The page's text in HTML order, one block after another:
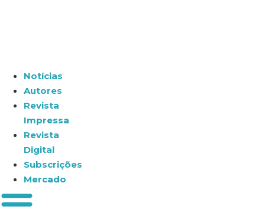
Notícias
Autores
Revista
Impressa
Revista
Digital
Subscrições
Mercado